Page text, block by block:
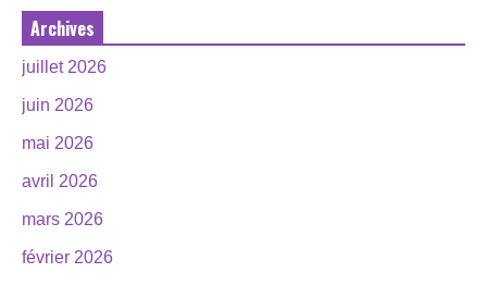
Archives
juillet 2026
juin 2026
mai 2026
avril 2026
mars 2026
février 2026